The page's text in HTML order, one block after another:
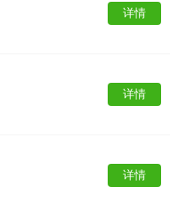
详情
详情
详情